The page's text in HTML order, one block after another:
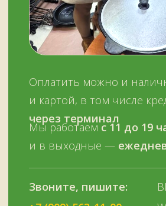
Нужна помощь с выбором?
Оставьте телефон и мы вам позвоним.
Или наберите нам:
+7 (909) 563-11-00